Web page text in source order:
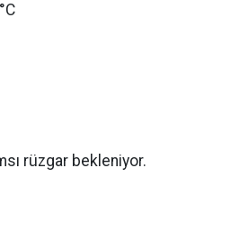
rüzgar bekleniyor.